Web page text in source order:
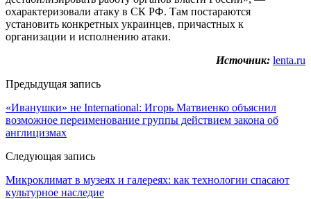
охарактеризовали атаку в СК РФ. Там постараются
установить конкретных украинцев, причастных к
организации и исполнению атаки.
Источник: lenta.ru
Предыдущая запись
«Иванушки» не International: Игорь Матвиенко объяснил
возможное переименование группы действием закона об
англицизмах
Следующая запись
Микроклимат в музеях и галереях: как технологии спасают
культурное наследие